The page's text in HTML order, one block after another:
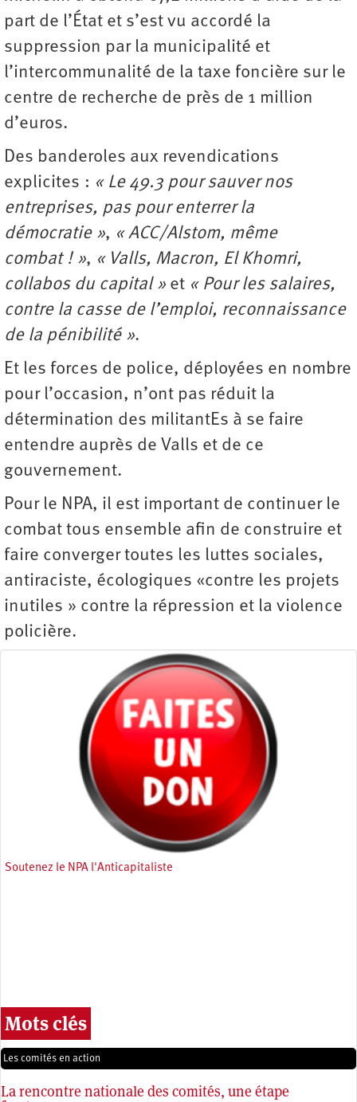
part de l’État et s’est vu accordé la
suppression par la municipalité et
l’intercommunalité de la taxe foncière sur le
centre de recherche de près de 1 million
d’euros.
Des banderoles aux revendications
explicites : « Le 49.3 pour sauver nos
entreprises, pas pour enterrer la
démocratie », « ACC/Alstom, même
combat ! », « Valls, Macron, El Khomri,
collabos du capital » et « Pour les salaires,
contre la casse de l’emploi, reconnaissance
de la pénibilité ».
Et les forces de police, déployées en nombre
pour l’occasion, n’ont pas réduit la
détermination des militantEs à se faire
entendre auprès de Valls et de ce
gouvernement.
Pour le NPA, il est important de continuer le
combat tous ensemble afin de construire et
faire converger toutes les luttes sociales,
antiraciste, écologiques «contre les projets
inutiles » contre la répression et la violence
policière.
Soutenez le NPA l'Anticapitaliste
Mots clés
Les comités en action
La rencontre nationale des comités, une étape